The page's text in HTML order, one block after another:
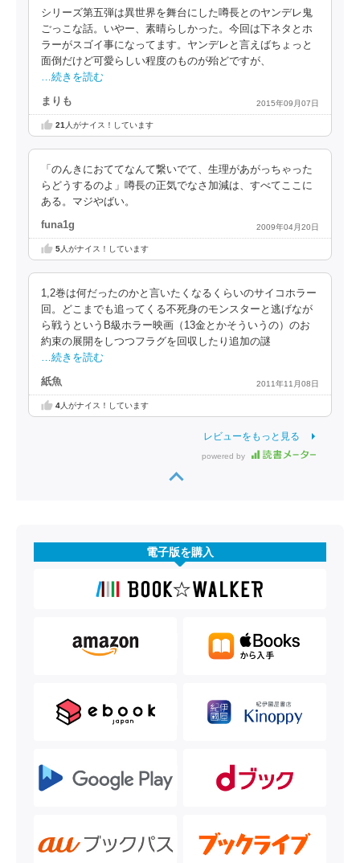
シリーズ第五弾は異世界を舞台にした噂長とのヤンデレ鬼
ごっこな話。いやー、素晴らしかった。今回は下ネタとホ
ラーがスゴイ事になってます。ヤンデレと言えばちょっと
面倒だけど可愛らしい程度のものが殆どですが、
…続きを読む
まりも 2015年09月07日
21 人がナイス！しています
「のんきにおててなんて繋いでて、生理があがっちゃった
らどうするのよ」噂長の正気でなさ加減は、すべてここに
ある。マジやばい。
funa1g 2009年04月20日
5人がナイス！しています
1,2巻は何だったのかと言いたくなるくらいのサイコホラー
回。どこまでも追ってくる不死身のモンスターと逃げなが
ら戦うというB級ホラー映画（13金とかそういうの）のお
約束の展開をしつつフラグを回収したり追加の謎
…続きを読む
紙魚 2011年11月08日
4人がナイス！しています
レビューをもっと見る
powered by
電子版を購入